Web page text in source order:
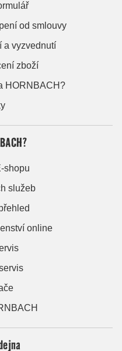
od smlouvy
a vyzvednutí
zboží
HORNBACH?
shopu
služeb
online